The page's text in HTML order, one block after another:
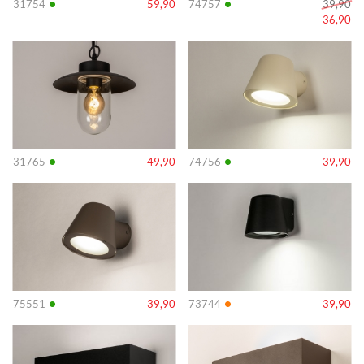
31754 • 59,90 74757 •
39,90
36,90
31765 • 49,90
Info
74756 • 39,90
Info
75551 • 39,90
Info
73744 • 39,90
Info
Info Info